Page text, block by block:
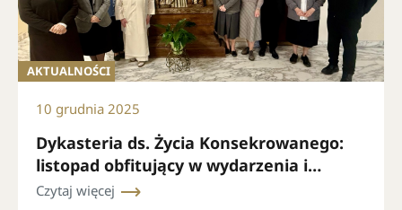
AKTUALNOŚCI
10 grudnia 2025
Dykasteria ds. Życia Konsekrowanego:
listopad obfitujący w wydarzenia i
intensywną działalność
Czytaj więcej